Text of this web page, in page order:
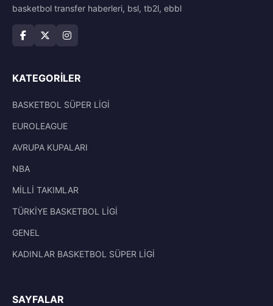
basketbol transfer haberleri, bsl, tb2l, ebbl
KATEGORILER
BASKETBOL SÜPER LİGİ
EUROLEAGUE
AVRUPA KUPALARI
NBA
MİLLİ TAKIMLAR
TÜRKİYE BASKETBOL LİGİ
GENEL
KADINLAR BASKETBOL SÜPER LİGİ
SAYFALAR